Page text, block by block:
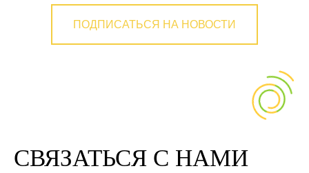
ПОДПИСАТЬСЯ НА НОВОСТИ
СВЯЗАТЬСЯ С НАМИ